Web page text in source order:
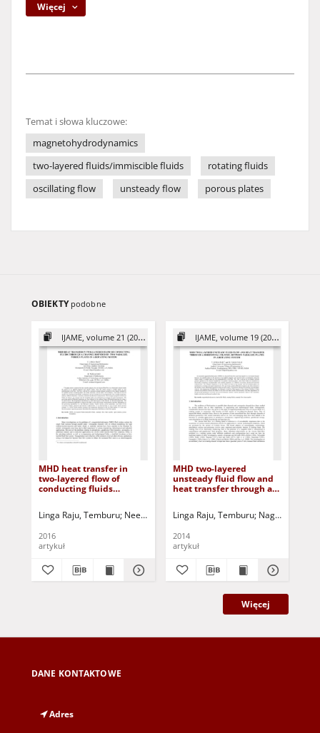
Więcej
Temat i słowa kluczowe:
magnetohydrodynamics
two-layered fluids/immiscible fluids
rotating fluids
oscillating flow
unsteady flow porous plates
OBIEKTY podobne
IJAME, volume 21 (2016)
MHD heat transfer in
two-layered flow of
conducting fluids
porous plates in a
Linga Raju, Temburu Neela Rao, B. Jurczak, Paweł - red.
2016
artykuł
IJAME, volume 19 (2014)
MHD two-layered
unsteady fluid flow and
heat transfer through a
in a rotating system
Linga Raju, Temburu Nagavalli,
2014
artykuł
Więcej
DANE KONTAKTOWE
Adres